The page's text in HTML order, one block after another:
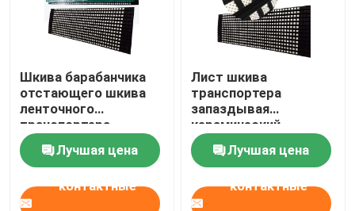
Шкива барабанчика
отстающего шкива
ленточного
транспортера
отстающий
керамического
резиновый
Лучшая цена
контактные
Лист шкива
транспортера
запаздывая
керамический
резиновый покрывая
со связующим слоем
Cn
Лучшая цена
контактные